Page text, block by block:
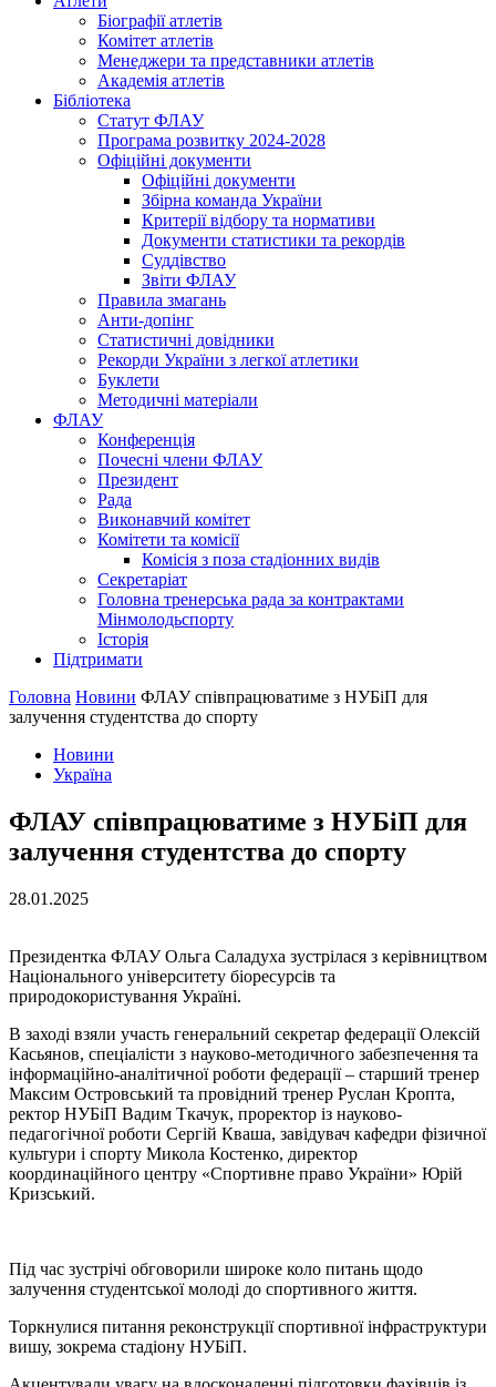
Біографії атлетів
Комітет атлетів
Менеджери та представники атлетів
Академія атлетів
Бібліотека
Статут ФЛАУ
Програма розвитку 2024-2028
Офіційні документи
Офіційні документи
Збірна команда України
Критерії відбору та нормативи
Документи статистики та рекордів
Суддівство
Звіти ФЛАУ
Правила змагань
Анти-допінг
Статистичні довідники
Рекорди України з легкої атлетики
Буклети
Методичні матеріали
ФЛАУ
Конференція
Почесні члени ФЛАУ
Президент
Рада
Виконавчий комітет
Комітети та комісії
Комісія з поза стадіонних видів
Секретаріат
Головна тренерська рада за контрактами
Мінмолодьспорту
Історія
Підтримати
Головна Новини ФЛАУ співпрацюватиме з НУБіП для
залучення студентства до спорту
Новини
Україна
ФЛАУ співпрацюватиме з НУБіП для
залучення студентства до спорту
28.01.2025
Президентка ФЛАУ Ольга Саладуха зустрілася з керівництвом
Національного університету біоресурсів та
природокористування Україні.
В заході взяли участь генеральний секретар федерації Олексій
Касьянов, спеціалісти з науково-методичного забезпечення та
інформаційно-аналітичної роботи федерації – старший тренер
Максим Островський та провідний тренер Руслан Кропта,
ректор НУБіП Вадим Ткачук, проректор із науково-
педагогічної роботи Сергій Кваша, завідувач кафедри фізичної
культури і спорту Микола Костенко, директор
координаційного центру «Спортивне право України» Юрій
Кризський.
Під час зустрічі обговорили широке коло питань щодо
залучення студентської молоді до спортивного життя.
Торкнулися питання реконструкції спортивної інфраструктури
вишу, зокрема стадіону НУБіП.